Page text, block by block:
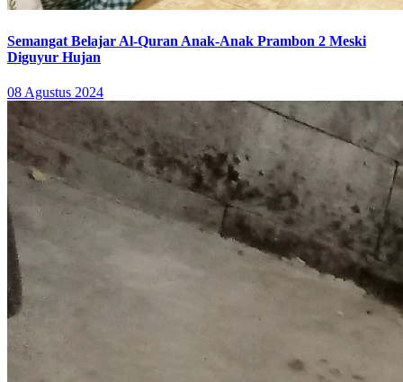
Semangat Belajar Al-Quran Anak-Anak Prambon 2 Meski
Diguyur Hujan
08 Agustus 2024